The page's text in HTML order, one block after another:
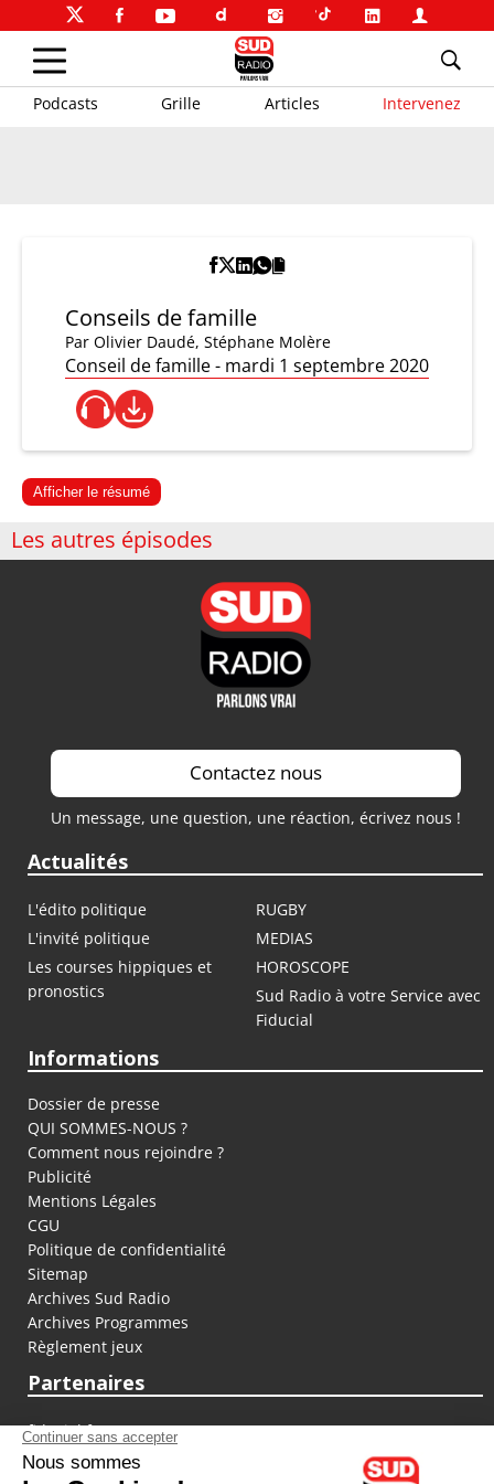
Podcasts Grille Articles Intervenez
Conseils de famille
Par Olivier Daudé, Stéphane Molère
Conseil de famille - mardi 1 septembre 2020
Afficher le résumé
Les autres épisodes
Contactez nous
Un message, une question, une réaction, écrivez nous !
Actualités
L'édito politique
RUGBY
L'invité politique
MEDIAS
Les courses hippiques et
pronostics
HOROSCOPE
Sud Radio à votre Service avec
Fiducial
Informations
Dossier de presse
QUI SOMMES-NOUS ?
Comment nous rejoindre ?
Publicité
Mentions Légales
CGU
Politique de confidentialité
Sitemap
Archives Sud Radio
Archives Programmes
Règlement jeux
Partenaires
fiducial.fr
lyoncapitale.fr